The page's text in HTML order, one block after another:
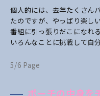
個人的には、去年たくさん
たのですが、やっぱり楽し
番組に引っ張りだこになれ
いろんなことに挑戦して自
5/6 Page
ポーチの中身を